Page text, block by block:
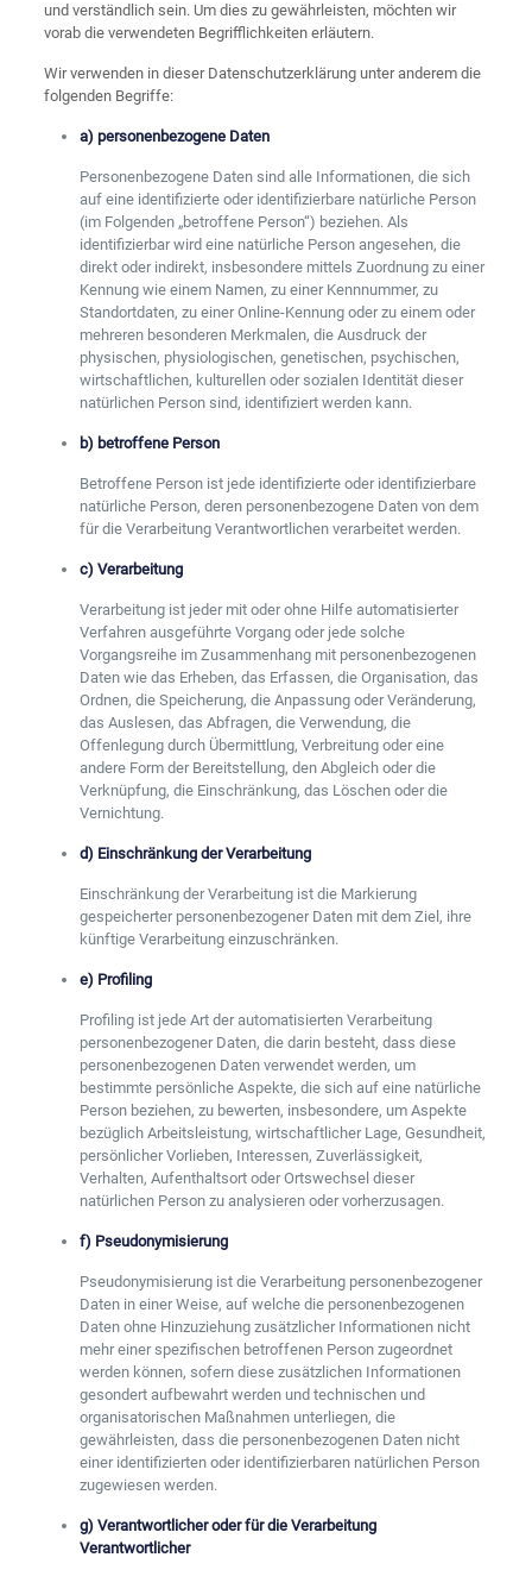
und verständlich sein. Um dies zu gewährleisten, möchten wir
vorab die verwendeten Begrifflichkeiten erläutern.
Wir verwenden in dieser Datenschutzerklärung unter anderem die
folgenden Begriffe:
a) personenbezogene Daten
Personenbezogene Daten sind alle Informationen, die sich
auf eine identifizierte oder identifizierbare natürliche Person
(im Folgenden „betroffene Person“) beziehen. Als
identifizierbar wird eine natürliche Person angesehen, die
direkt oder indirekt, insbesondere mittels Zuordnung zu einer
Kennung wie einem Namen, zu einer Kennnummer, zu
Standortdaten, zu einer Online-Kennung oder zu einem oder
mehreren besonderen Merkmalen, die Ausdruck der
physischen, physiologischen, genetischen, psychischen,
wirtschaftlichen, kulturellen oder sozialen Identität dieser
natürlichen Person sind, identifiziert werden kann.
b) betroffene Person
Betroffene Person ist jede identifizierte oder identifizierbare
natürliche Person, deren personenbezogene Daten von dem
für die Verarbeitung Verantwortlichen verarbeitet werden.
c) Verarbeitung
Verarbeitung ist jeder mit oder ohne Hilfe automatisierter
Verfahren ausgeführte Vorgang oder jede solche
Vorgangsreihe im Zusammenhang mit personenbezogenen
Daten wie das Erheben, das Erfassen, die Organisation, das
Ordnen, die Speicherung, die Anpassung oder Veränderung,
das Auslesen, das Abfragen, die Verwendung, die
Offenlegung durch Übermittlung, Verbreitung oder eine
andere Form der Bereitstellung, den Abgleich oder die
Verknüpfung, die Einschränkung, das Löschen oder die
Vernichtung.
d) Einschränkung der Verarbeitung
Einschränkung der Verarbeitung ist die Markierung
gespeicherter personenbezogener Daten mit dem Ziel, ihre
künftige Verarbeitung einzuschränken.
e) Profiling
Profiling ist jede Art der automatisierten Verarbeitung
personenbezogener Daten, die darin besteht, dass diese
personenbezogenen Daten verwendet werden, um
bestimmte persönliche Aspekte, die sich auf eine natürliche
Person beziehen, zu bewerten, insbesondere, um Aspekte
bezüglich Arbeitsleistung, wirtschaftlicher Lage, Gesundheit,
persönlicher Vorlieben, Interessen, Zuverlässigkeit,
Verhalten, Aufenthaltsort oder Ortswechsel dieser
natürlichen Person zu analysieren oder vorherzusagen.
f) Pseudonymisierung
Pseudonymisierung ist die Verarbeitung personenbezogener
Daten in einer Weise, auf welche die personenbezogenen
Daten ohne Hinzuziehung zusätzlicher Informationen nicht
mehr einer spezifischen betroffenen Person zugeordnet
werden können, sofern diese zusätzlichen Informationen
gesondert aufbewahrt werden und technischen und
organisatorischen Maßnahmen unterliegen, die
gewährleisten, dass die personenbezogenen Daten nicht
einer identifizierten oder identifizierbaren natürlichen Person
zugewiesen werden.
g) Verantwortlicher oder für die Verarbeitung
Verantwortlicher